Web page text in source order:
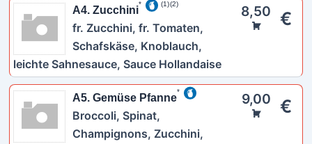
A4. Zucchini
1 2 8,50 €
fr. Zucchini, fr. Tomaten,
Schafskäse, Knoblauch,
leichte Sahnesauce, Sauce Hollandaise
A5. Gemüse Pfanne 9,00 €
Broccoli, Spinat,
Champignons, Zucchini,